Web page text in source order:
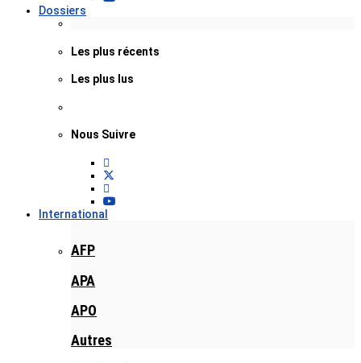
Dossiers
Les plus récents
Les plus lus
Nous Suivre
International
AFP
APA
APO
Autres